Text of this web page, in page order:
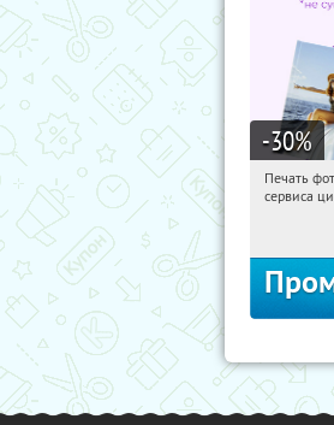
-30%
Печать
сервиса